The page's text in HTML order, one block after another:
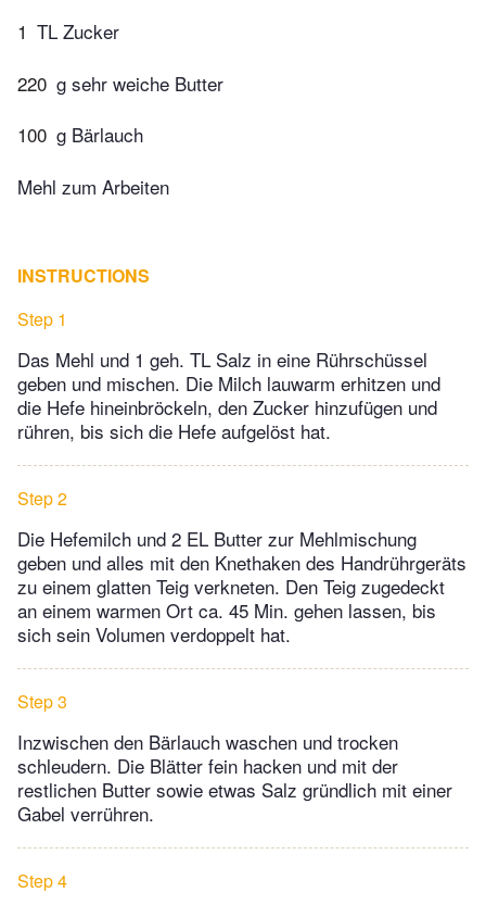
1 TL Zucker
220 g sehr weiche Butter
100 g Bärlauch
Mehl zum Arbeiten
INSTRUCTIONS
Step 1
Das Mehl und 1 geh. TL Salz in eine Rührschüssel
geben und mischen. Die Milch lauwarm erhitzen und
die Hefe hineinbröckeln, den Zucker hinzufügen und
rühren, bis sich die Hefe aufgelöst hat.
Step 2
Die Hefemilch und 2 EL Butter zur Mehlmischung
geben und alles mit den Knethaken des Handrührgeräts
zu einem glatten Teig verkneten. Den Teig zugedeckt
an einem warmen Ort ca. 45 Min. gehen lassen, bis
sich sein Volumen verdoppelt hat.
Step 3
Inzwischen den Bärlauch waschen und trocken
schleudern. Die Blätter fein hacken und mit der
restlichen Butter sowie etwas Salz gründlich mit einer
Gabel verrühren.
Step 4